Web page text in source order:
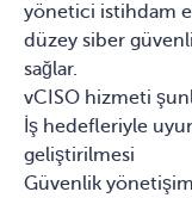
yönetici istihdam
düzey siber
sağlar.
vCISO hizmeti
İş hedefleriyle
geliştirilmesi
Güvenlik